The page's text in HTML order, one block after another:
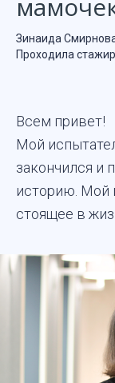
Зинаида
Проходила
Всем привет!
Мой
закончился и
историю. Мой
стоящее в